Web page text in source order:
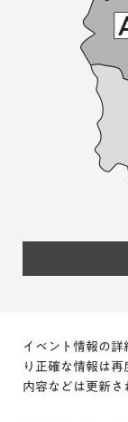
イベント情報の
り正確な情報は再
内容などは更新さ